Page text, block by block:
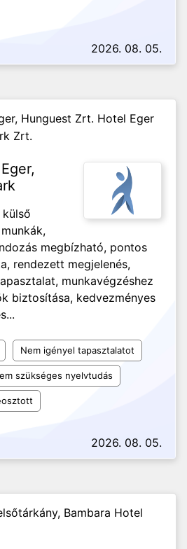
2026. 08. 05.
Hunguest Zrt. Hotel Eger
Zrt.
megbízható, pontos
rendezett megjelenés,
munkavégzéshez
biztosítása, kedvezményes
Nem igényel tapasztalatot
szükséges nyelvtudás
2026. 08. 05.
Bambara Hotel